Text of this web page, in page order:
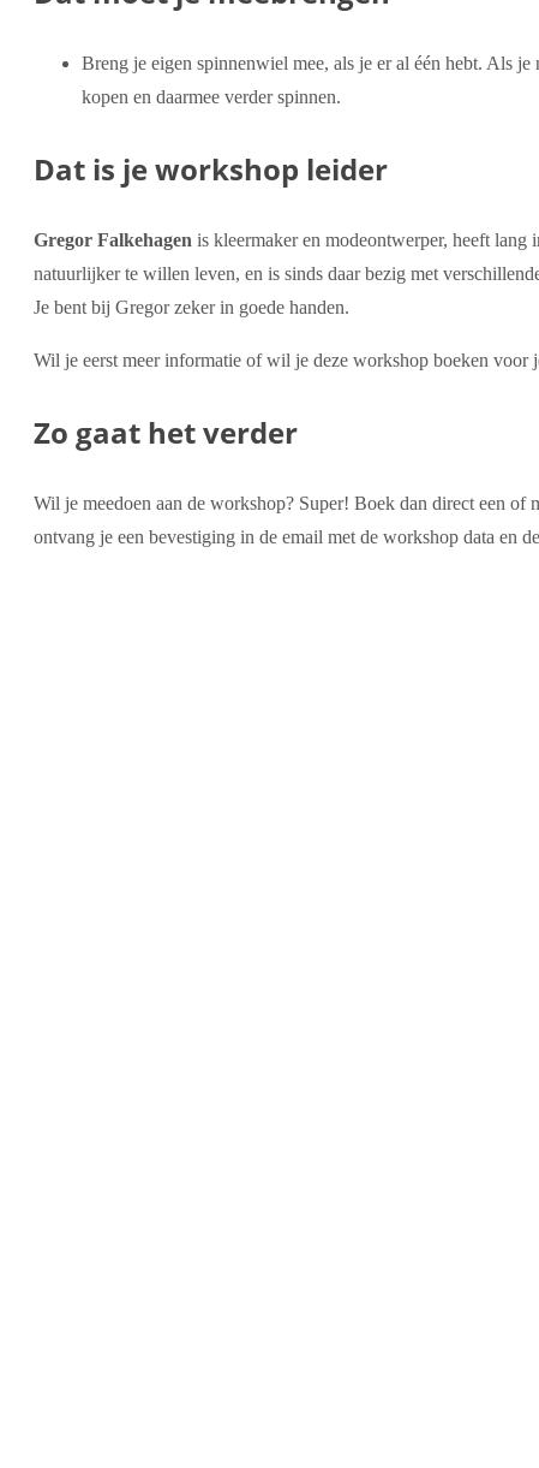
Breng je eigen spinnenwiel mee, als je er al één hebt. Als
kopen en daarmee verder spinnen.
Dat is je workshop leider
Gregor Falkehagen is kleermaker en modeontwerper, heeft
natuurlijker te willen leven, en is sinds daar bezig met
Je bent bij Gregor zeker in goede handen.
Wil je eerst meer informatie of wil je deze workshop boeken voor
Zo gaat het verder
Wil je meedoen aan de workshop? Super! Boek dan direct een of
ontvang je een bevestiging in de email met de workshop data en